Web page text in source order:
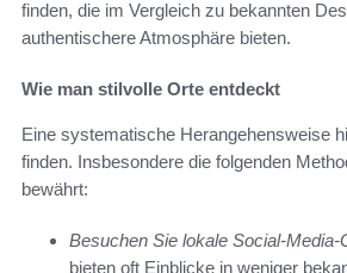
finden, die im Vergleich zu bekannten
authentischere Atmosphäre bieten.
Wie man stilvolle Orte entdeckt
Eine systematische Herangehensweise
finden. Insbesondere die folgenden
bewährt:
Besuchen Sie lokale Social-Media-
bieten oft Einblicke in weniger